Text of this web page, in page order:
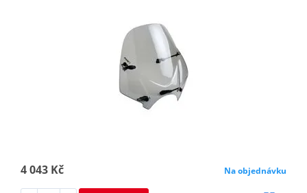
4 043 Kč Na objednávku